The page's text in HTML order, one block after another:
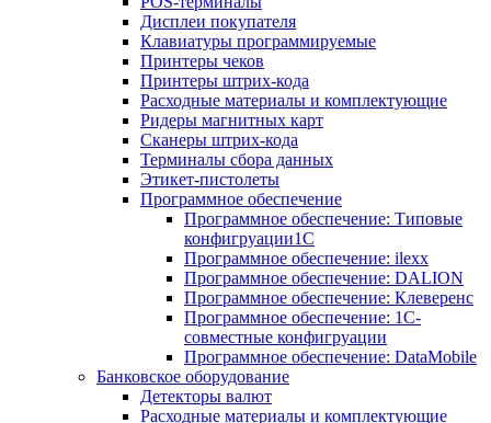
Дисплеи покупателя
Клавиатуры программируемые
Принтеры чеков
Принтеры штрих-кода
Расходные материалы и комплектующие
Ридеры магнитных карт
Сканеры штрих-кода
Терминалы сбора данных
Этикет-пистолеты
Программное обеспечение
Программное обеспечение: Типовые
конфигруации1С
Программное обеспечение: ilexx
Программное обеспечение: DALION
Программное обеспечение: Клеверенс
Программное обеспечение: 1С-
совместные конфигруации
Программное обеспечение: DataMobile
Банковское оборудование
Детекторы валют
Расходные материалы и комплектующие